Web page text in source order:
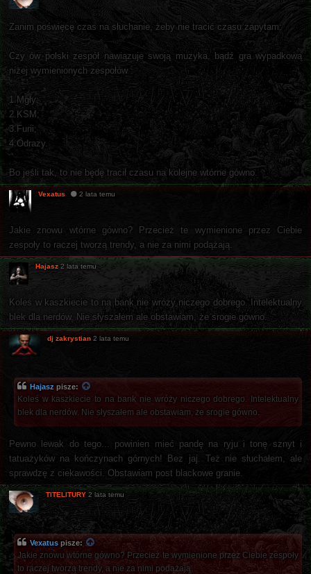
Zanim poświęcę czas na słuchanie, żeby nie tracić czasu zapytam:
Czy ów polski zespół nawiązuje swoją muzyka, bądź gra wypadkową
niżej wymienionych zespołów :
1.Mgły;
2.KSM;
3.Furii;
4.Odrazy.
Bo jeśli tak, to nie będę tracił czasu na kolejne wtórne gówno.
Vexatus 2 lata temu
Jakie znowu wtórne gówno? Przecież te wymienione przez Ciebie
zespoły to raczej tworzą trendy, a nie za nimi podążają.
Hajasz 2 lata temu
Koleś w kaszkiecie to na bank nie wróży niczego dobrego. Intelektualny
blek dla nerdów. Nie słyszałem ale obstawiam, że srogie gówno.
dj zakrystian 2 lata temu
Hajasz pisze:
Koleś w kaszkiecie to na bank nie wróży niczego dobrego. Intelektualny
blek dla nerdów. Nie słyszałem ale obstawiam, że srogie gówno.
Pewno lewak do tego... powinien mieć pandę na ryju i tonę sznyt i
tatuażyków na kończynach górnych! Bez jaj. Też nie słuchałem, ale
sprawdzę z ciekawości. Obstawiam post blackowe granie.
TITELITURY 2 lata temu
Vexatus pisze:
Jakie znowu wtórne gówno? Przecież te wymienione przez Ciebie zespoły
to raczej tworzą trendy, a nie za nimi podążają.